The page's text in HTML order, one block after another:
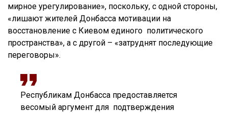
мирное урегулирование», поскольку, с одной стороны,
«лишают жителей Донбасса мотивации на
восстановление с Киевом единого политического
пространства», а с другой – «затруднят последующие
переговоры».
Республикам Донбасса предоставляется
весомый аргумент для подтверждения